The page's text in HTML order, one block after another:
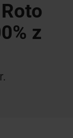
dekarza w
umożliwia!
W 100% z
Roto
Heat
wewnętrzne
Akcesoria
serwisowe
dachowych i
Skontaktuj
Jak
pobrania
techniczne,
Często
Wszystko
z